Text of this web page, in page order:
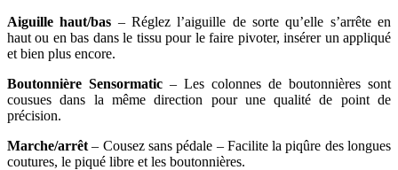
Aiguille haut/bas – Réglez l’aiguille de sorte qu’elle s’arrête en
haut ou en bas dans le tissu pour le faire pivoter, insérer un appliqué
et bien plus encore.
Boutonnière Sensormatic – Les colonnes de boutonnières sont
cousues dans la même direction pour une qualité de point de
précision.
Marche/arrêt – Cousez sans pédale – Facilite la piqûre des longues
coutures, le piqué libre et les boutonnières.